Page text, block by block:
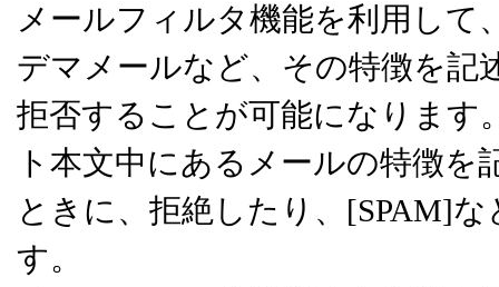
メールフィルタ機能を利用して
デマメールなど、その特徴を記
拒否することが可能になります
ト本文中にあるメールの特徴
ときに、拒絶したり、[SPAM]
す。